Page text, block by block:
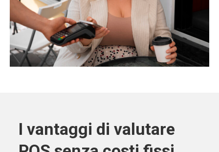
I vantaggi di valutare